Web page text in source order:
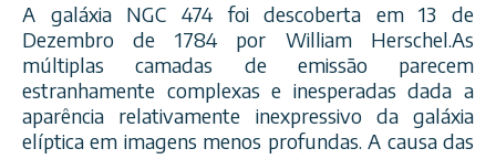
A galáxia NGC 474 foi descoberta em 13 de
Dezembro de 1784 por William Herschel.As
múltiplas camadas de emissão parecem
estranhamente complexas e inesperadas dada a
aparência relativamente inexpressivo da galáxia
elíptica em imagens menos profundas. A causa das